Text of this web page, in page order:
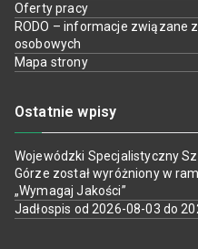
Oferty pracy
RODO – informacje związane
osobowych
Mapa strony
Ostatnie wpisy
Wojewódzki Specjalistyczny
Górze został wyróżniony w
„Wymagaj Jakości”
Jadłospis od 2026-08-03 do